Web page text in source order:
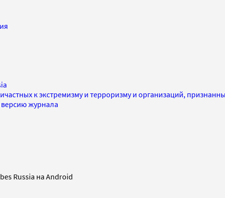
к экстремизму и терроризму и организаций,
журнала
Russia на Android